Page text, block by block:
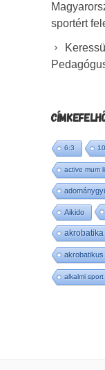
sportért
6:3
active mum
Aikido
akrobatika
akrobatikus
alkalmi sport